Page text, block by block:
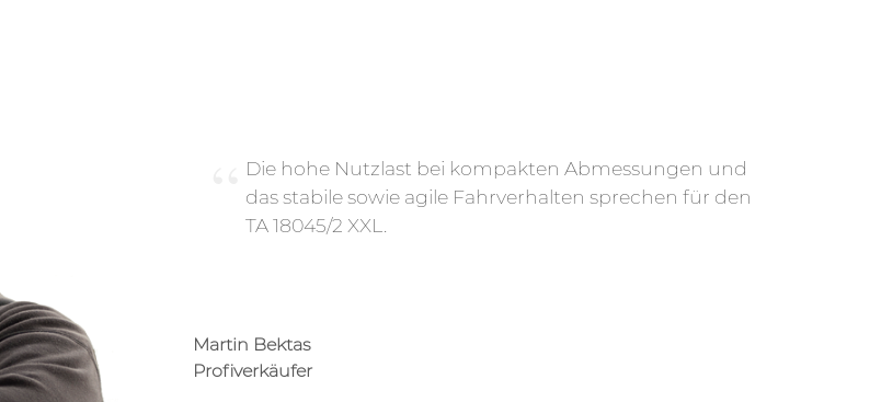
Die hohe Nutzlast bei kompakten Abmessungen und
das stabile sowie agile Fahrverhalten sprechen für den
TA 18045/2 XXL.
Martin Bektas
Profiverkäufer